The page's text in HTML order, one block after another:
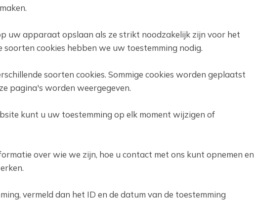
uw apparaat opslaan als ze strikt noodzakelijk zijn voor het
soorten cookies hebben we uw toestemming nodig.
soorten cookies. Sommige cookies worden geplaatst
pagina's worden weergegeven.
kunt u uw toestemming op elk moment wijzigen of
over wie we zijn, hoe u contact met ons kunt opnemen en
vermeld dan het ID en de datum van de toestemming